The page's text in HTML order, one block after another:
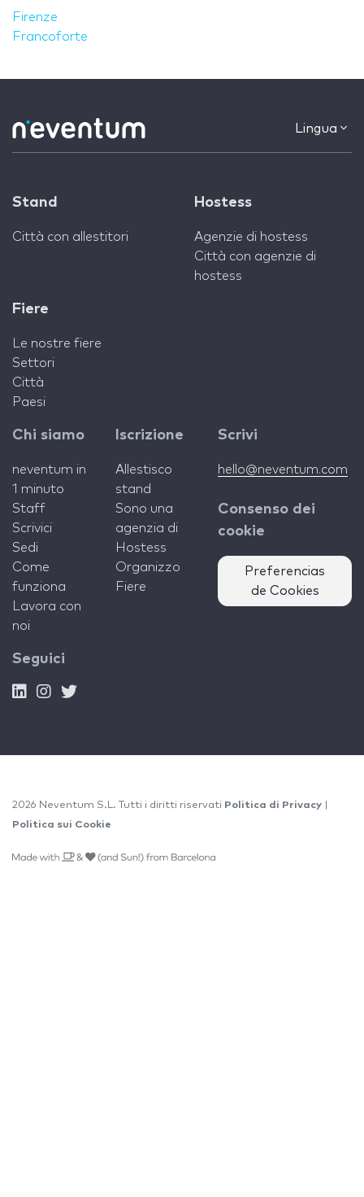
Firenze
Francoforte
Lingua
Stand
Città con allestitori
Hostess
Agenzie di hostess
Città con agenzie di
hostess
Fiere
Le nostre fiere
Settori
Città
Paesi
Chi siamo
neventum in
1 minuto
Staff
Scrivici
Sedi
Come
funziona
Lavora con
noi
Iscrizione
Allestisco
stand
Sono una
agenzia di
Hostess
Organizzo
Fiere
Scrivi
hello@neventum.com
Consenso dei
cookie
Preferencias
de Cookies
Seguici
2026 Neventum S.L. Tutti i diritti riservati Politica di Privacy
Politica sui Cookie